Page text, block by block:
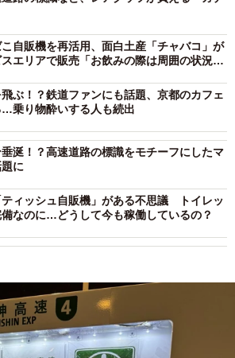
自販機を再活用、面白土産「チャバコ」が
エリアで販売「お飲みの際は周囲の状況に
ぶ！？鉄道ファンにも話題、京都のカフェ
乗り物酔いする人も続出
涎！？高速道路の標識をモチーフにしたマ
に
ティッシュ自販機」がある不思議 トイレッ
備なのに…どうして今も稼働しているの？